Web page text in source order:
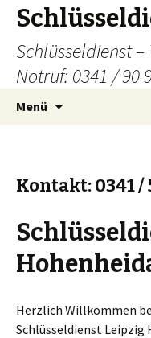
Schlüsseldienst –
Notruf: 0341 / 90
Menü
Kontakt: 0341 /
Herzlich Willkommen
Schlüsseldienst Leipzig